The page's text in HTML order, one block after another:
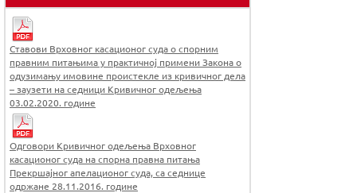
Ставови Врховног касационог суда о спорним
правним питањима у практичној примени Закона о
одузимању имовине проистекле из кривичног дела
– заузети на седници Кривичног одељења
03.02.2020. године
Одговори Кривичног одељења Врховног
касационог суда на спорна правна питања
Прекршајног апелационог суда, са седнице
одржане 28.11.2016. године